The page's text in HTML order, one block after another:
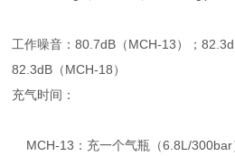
工作噪音：80.7dB（MCH-13）；
82.3dB（MCH-18）
充气时间：
MCH-13：充一个气瓶（6.8L/300bar